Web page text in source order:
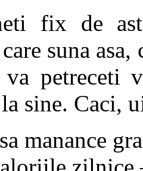
fix de
suna
va petreceti
sine. Caci,
manance